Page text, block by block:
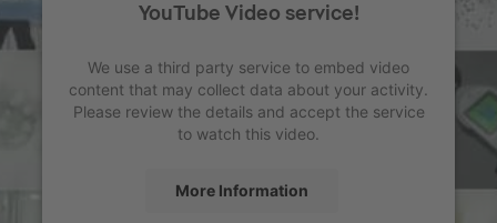
YouTube Video service!
We use a third party service to embed video
content that may collect data about your activity.
Please review the details and accept the service
to watch this video.
More Information